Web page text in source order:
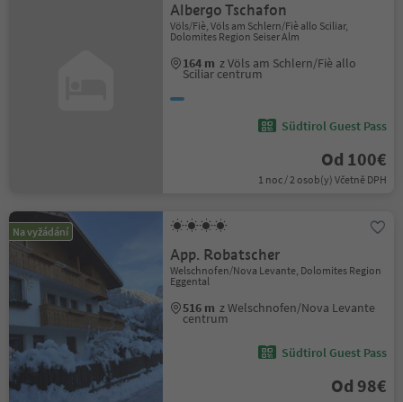
Albergo Tschafon
Völs/Fiè, Völs am Schlern/Fiè allo Sciliar,
Dolomites Region Seiser Alm
164 m z Völs am Schlern/Fiè allo
Sciliar centrum
Südtirol Guest Pass
Od 100€
1 noc / 2 osob(y) Včetně DPH
Na vyžádání
App. Robatscher
Welschnofen/Nova Levante, Dolomites Region
Eggental
516 m z Welschnofen/Nova Levante
centrum
Südtirol Guest Pass
Od 98€